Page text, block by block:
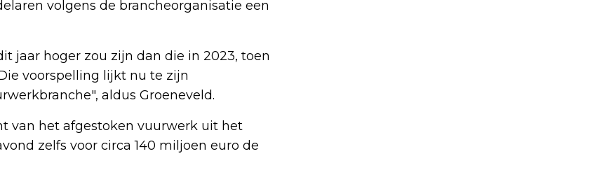
volgens de brancheorganisatie een
jaar hoger zou zijn dan die in 2023, toen
voorspelling lijkt nu te zijn
aldus Groeneveld.
van het afgestoken vuurwerk uit het
zelfs voor circa 140 miljoen euro de